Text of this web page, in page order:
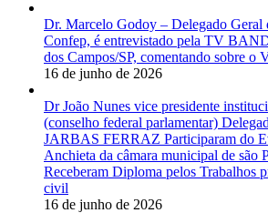
Dr. Marcelo Godoy – Delegado
Confep, é entrevistado pela TV
dos Campos/SP, comentando sobre o
16 de junho de 2026
Dr João Nunes vice presidente
(conselho federal parlamentar)
JARBAS FERRAZ Participaram do
Anchieta da câmara municipal de são
Receberam Diploma pelos Trabalhos
civil
16 de junho de 2026